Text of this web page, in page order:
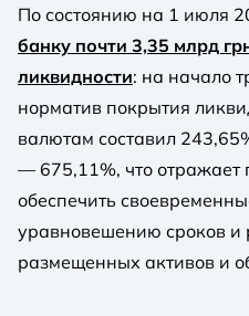
По состоянию на 1 июля
банку почти 3,35 млрд
ликвидности: на начало
норматив покрытия
валютам составил
— 675,11%, что отражает
обеспечить
уравновешению сроков и
размещенных активов и